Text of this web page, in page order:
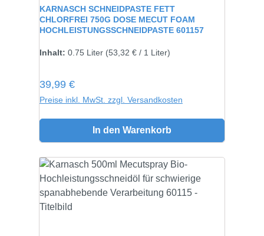
KARNASCH SCHNEIDPASTE FETT
CHLORFREI 750G DOSE MECUT FOAM
HOCHLEISTUNGSSCHNEIDPASTE 601157
Inhalt: 0.75 Liter (53,32 € / 1 Liter)
Regulärer Preis:
39,99 €
Preise inkl. MwSt. zzgl. Versandkosten
In den Warenkorb